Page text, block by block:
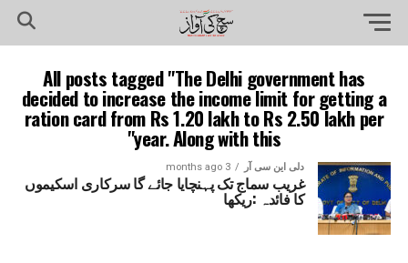
All posts tagged "The Delhi government has
decided to increase the income limit for getting a
ration card from Rs 1.20 lakh to Rs 2.50 lakh per
year. Along with this"
دلی این سی آر 3 months ago
غریب سماج تک پہنچایا جائے گا سرکاری اسکیموں
کا فائدہ :ریکھا